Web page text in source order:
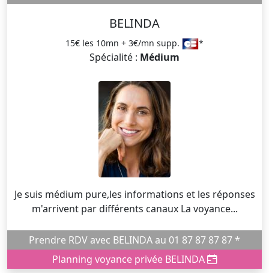
BELINDA
15€ les 10mn + 3€/mn supp. *
Spécialité : Médium
Je suis médium pure,les informations et les réponses
m'arrivent par différents canaux La voyance...
Prendre RDV avec BELINDA au 01 87 87 87 87 *
Planning voyance privée BELINDA